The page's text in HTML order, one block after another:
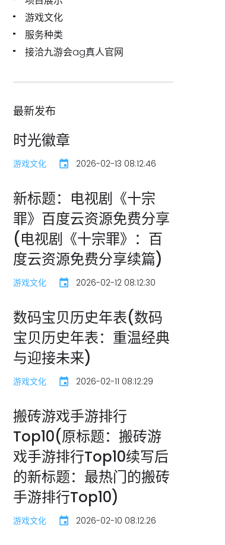
游戏文化
服务种类
接洽九游会ag真人官网
最新发布
时光徽章
游戏文化 2026-02-13 08:12:46
新标题：电视剧《十宗
罪》百度云资源免费分享
(电视剧《十宗罪》：百
度云资源免费分享续篇)
游戏文化 2026-02-12 08:12:30
数码宝贝历史年表(数码
宝贝历史年表：重温经典
与迎接未来)
游戏文化 2026-02-11 08:12:29
搬砖游戏手游排行
Top10(原标题：搬砖游
戏手游排行Top10续写后
的新标题：最热门的搬砖
手游排行Top10)
游戏文化 2026-02-10 08:12:26